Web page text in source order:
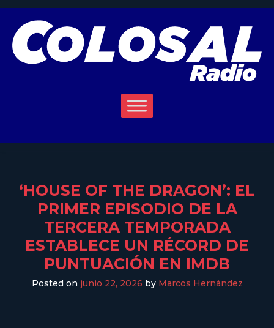
‘HOUSE OF THE DRAGON’: EL
PRIMER EPISODIO DE LA
TERCERA TEMPORADA
ESTABLECE UN RÉCORD DE
PUNTUACIÓN EN IMDB
Posted on junio 22, 2026 by Marcos Hernández